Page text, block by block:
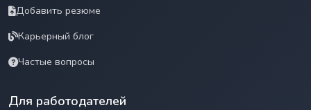
Добавить резюме
Карьерный блог
Частые вопросы
Для работодателей